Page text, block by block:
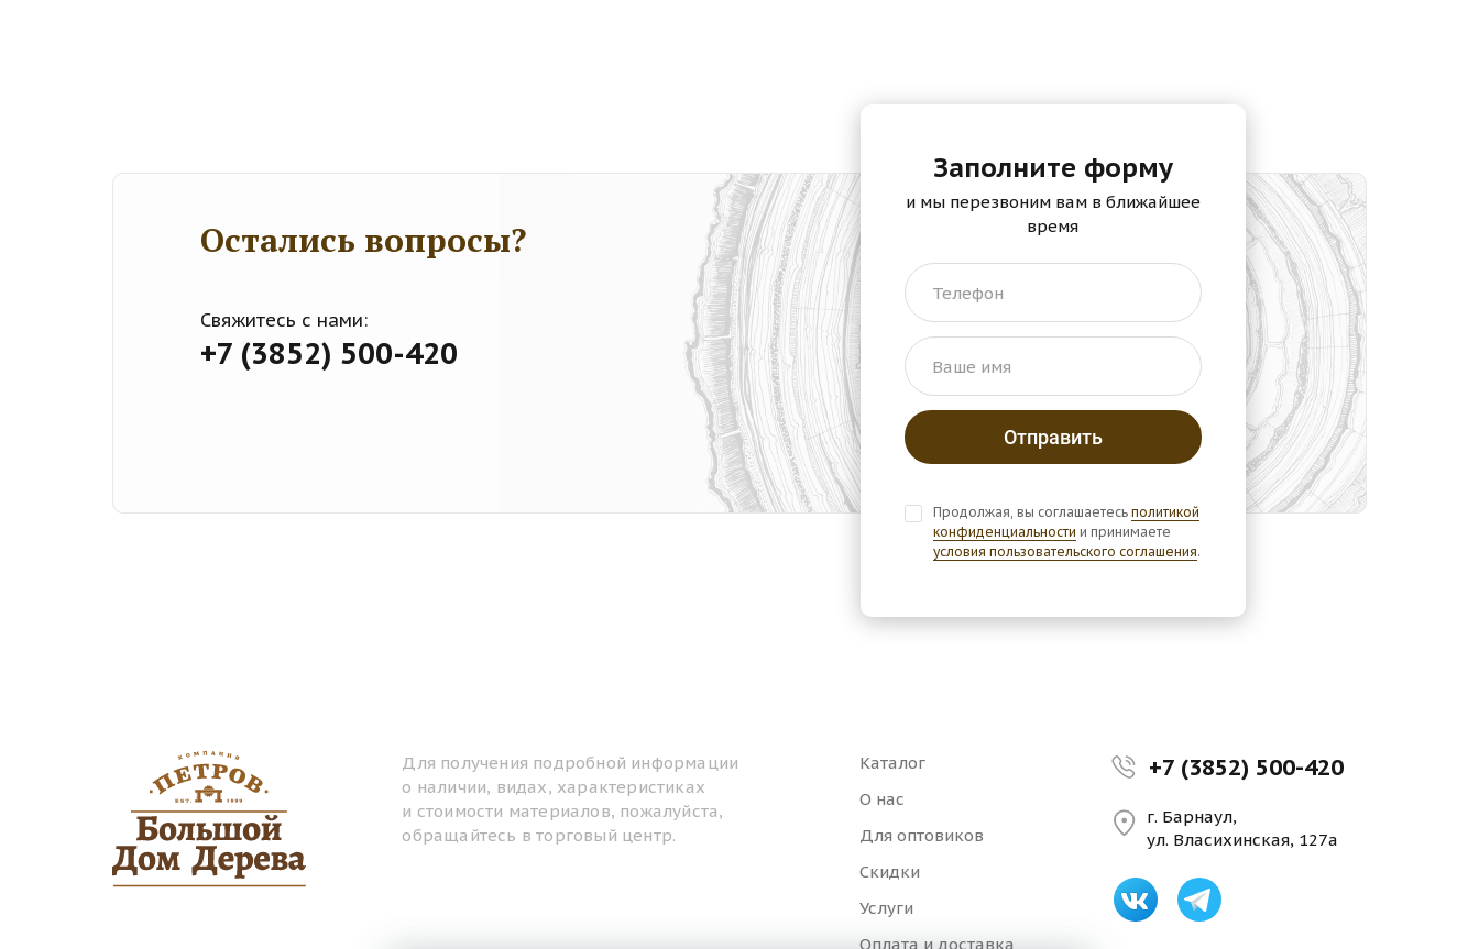
Остались вопросы?
Свяжитесь с нами:
+7 (3852) 500-420
Заполните форму
и мы перезвоним вам в ближайшее
время
Телефон
Ваше имя
Продолжая, вы соглашаетесь политикой
конфиденциальности и принимаете
условия пользовательского соглашения.
Для получения подробной информации
о наличии, видах, характеристиках
и стоимости материалов, пожалуйста,
обращайтесь в торговый центр.
Каталог
О нас
Для оптовиков
Скидки
Услуги
Оплата и доставка
+7 (3852) 500-420
г. Барнаул,
ул. Власихинская, 127а